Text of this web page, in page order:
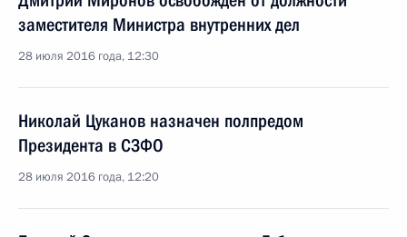
заместителя Министра внутренних дел
28 июля 2016 года, 12:30
Николай Цуканов назначен полпредом
Президента в СЗФО
28 июля 2016 года, 12:20